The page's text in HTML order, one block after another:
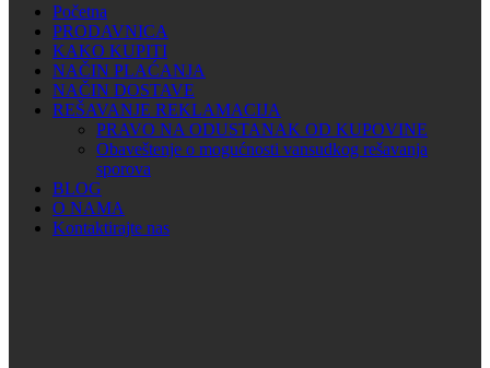
Početna
PRODAVNICA
KAKO KUPITI
NAČIN PLAĆANJA
NAČIN DOSTAVE
REŠAVANJE REKLAMACIJA
PRAVO NA ODUSTANAK OD KUPOVINE
Obaveštenje o mogućnosti vansudkog rešavanja
sporova
BLOG
O NAMA
Kontaktirajte nas